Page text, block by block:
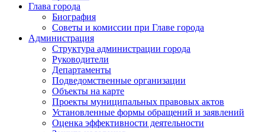
Глава города
Биография
Советы и комиссии при Главе города
Администрация
Структура администрации города
Руководители
Департаменты
Подведомственные организации
Объекты на карте
Проекты муниципальных правовых актов
Установленные формы обращений и заявлений
Оценка эффективности деятельности